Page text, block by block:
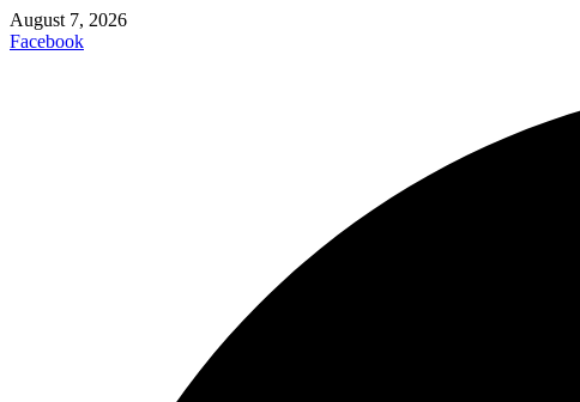
August 7, 2026
Facebook